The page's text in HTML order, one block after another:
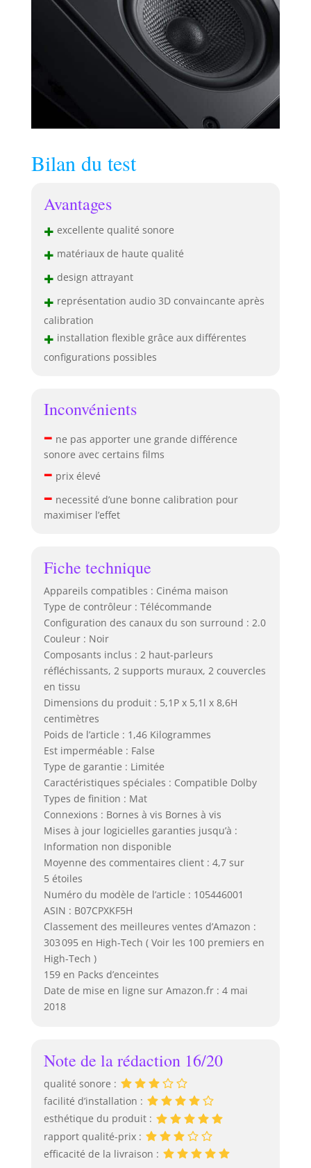
Bilan du test
Avantages
+ excellente qualité sonore
+ matériaux de haute qualité
+ design attrayant
+ représentation audio 3D convaincante après
calibration
+ installation flexible grâce aux différentes
configurations possibles
Inconvénients
– ne pas apporter une grande différence
sonore avec certains films
– prix élevé
– necessité d’une bonne calibration pour
maximiser l’effet
Fiche technique
Appareils compatibles : Cinéma maison
Type de contrôleur : Télécommande
Configuration des canaux du son surround : 2.0
Couleur : Noir
Composants inclus : 2 haut-parleurs
réfléchissants, 2 supports muraux, 2 couvercles
en tissu
Dimensions du produit : 5,1P x 5,1l x 8,6H
centimètres
Poids de l’article : 1,46 Kilogrammes
Est imperméable : False
Type de garantie : Limitée
Caractéristiques spéciales : Compatible Dolby
Types de finition : Mat
Connexions : Bornes à vis Bornes à vis
Mises à jour logicielles garanties jusqu’à :
Information non disponible
Moyenne des commentaires client : 4,7 sur
5 étoiles
Numéro du modèle de l’article : 105446001
ASIN : B07CPXKF5H
Classement des meilleures ventes d’Amazon :
303 095 en High-Tech ( Voir les 100 premiers en
High-Tech )
159 en Packs d’enceintes
Date de mise en ligne sur Amazon.fr : 4 mai
2018
Note de la rédaction 16/20
qualité sonore :
facilité d’installation :
esthétique du produit :
rapport qualité-prix :
efficacité de la livraison :